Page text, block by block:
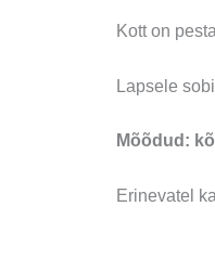
Kott on
Lapsele
Mõõdud:
Erinevatel